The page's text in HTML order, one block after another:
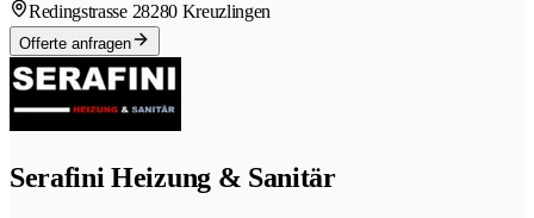
Redingstrasse 28280 Kreuzlingen
Offerte anfragen
Serafini Heizung & Sanitär